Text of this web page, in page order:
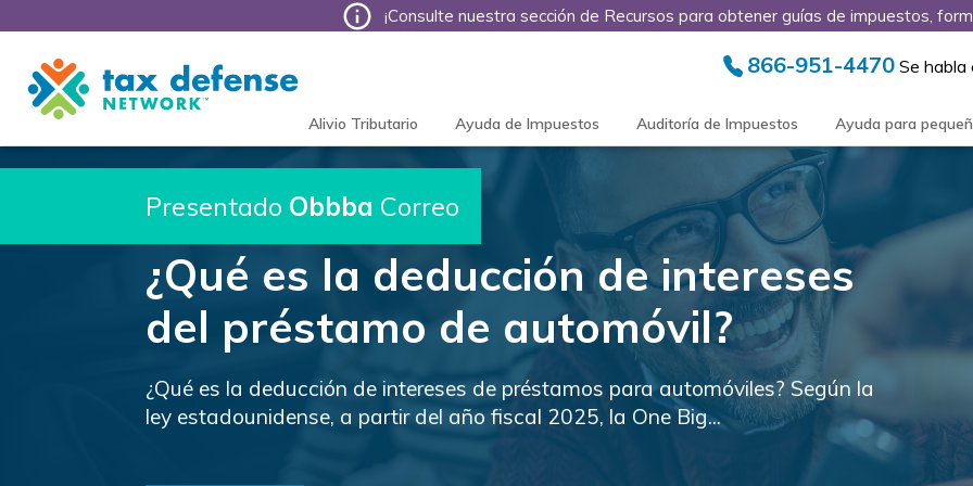
¡Consulte nuestra sección de Recursos para obtener guías de impuestos,
Tax
Defense
Network
866-951-4470 Se habla
Alivio Tributario Ayuda de Impuestos Auditoría de Impuestos Ayuda para
Presentado Obbba Correo
¿Qué es la deducción de intereses
del préstamo de automóvil?
¿Qué es la deducción de intereses de préstamos para automóviles? Según la
ley estadounidense, a partir del año fiscal 2025, la One Big...